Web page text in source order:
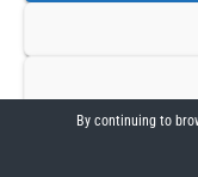
Política
Conselho
Carências e
By continuing to